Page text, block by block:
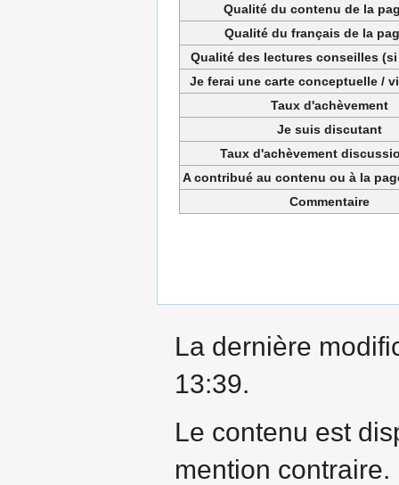
Qualité du contenu de la
Qualité du français de la
Qualité des lectures conseilles
Je ferai une carte conceptuelle /
Taux d'achèvement
Je suis discutant
Taux d'achèvement
A contribué au contenu ou à la
Commentaire
La dernière
13:39.
Le contenu est
mention contraire.